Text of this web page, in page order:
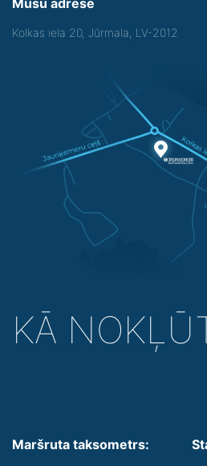
Kolkas iela 20, Jūrmala, LV-2012
KĀ
Maršruta taksometrs: